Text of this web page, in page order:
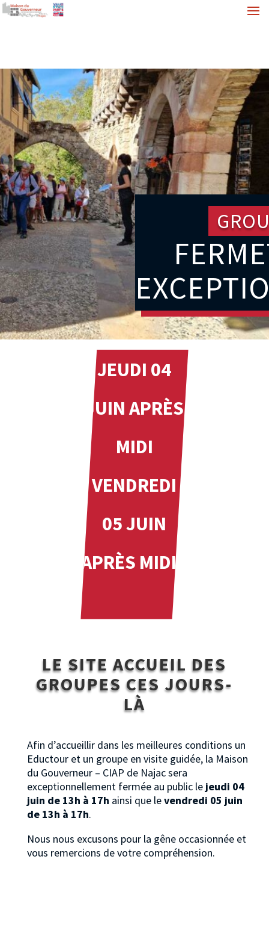
JEUDI 04
JUIN APRÈS
MIDI
VENDREDI
05 JUIN
APRÈS MIDI
LE SITE ACCUEIL DES
GROUPES CES JOURS-
LÀ
Afin d’accueillir dans les meilleures conditions un
Eductour et un groupe en visite guidée, la Maison
du Gouverneur – CIAP de Najac sera
exceptionnellement fermée au public le jeudi 04
juin de 13h à 17h ainsi que levendredi 05 juin
de 13h à 17h.
Nous nous excusons pour la gêne occasionnée et
vous remercions de votre compréhension.